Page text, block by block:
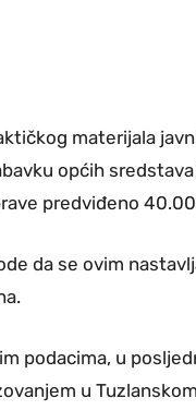
materijala
općih
predviđeno
da se ovim
podacima, u
u